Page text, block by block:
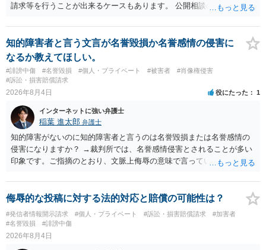
請求等を行うことが出来るケースもあります。 公開相談の場では回答
に個別に相談されると良いでしょう。
知的障害者と言う文言が名誉毀損か名誉感情の侵害に
なるか教えてほしい。
#誹謗中傷 #名誉毀損 #個人・プライベート #被害者
#肖像権侵害
#訴訟・損害賠償請求
2026年8月4日 役にたった 1
インターネットに強い弁護士
稲葉 進太郎 弁護士
知的障害がないのに知的障害者と言うのは名誉毀損または名誉感情の
侵害になりますか？ →裁判所では、名誉感情侵害とされることが多い
印象です。ご指摘のとおり、文脈上侮辱の意味で言っている点も加味
侮辱的な投稿に対する法的対応と賠償の可能性は？
#発信者情報開示請求 #個人・プライベート #訴訟・損害賠償請求
#加害者
#名誉毀損
#誹謗中傷
2026年8月4日